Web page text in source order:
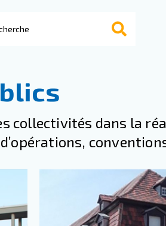
collectivités dans la